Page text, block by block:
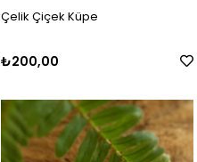
Çelik Çiçek Küpe
₺200,00